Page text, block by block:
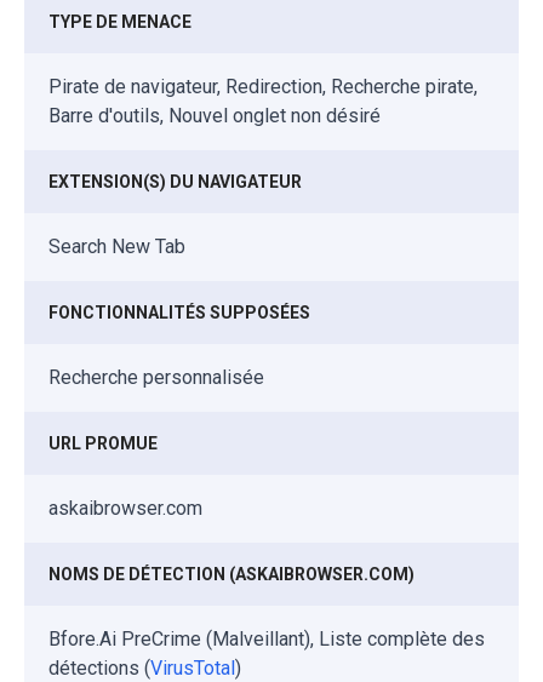
TYPE DE MENACE
Pirate de navigateur, Redirection, Recherche pirate,
Barre d'outils, Nouvel onglet non désiré
EXTENSION(S) DU NAVIGATEUR
Search New Tab
FONCTIONNALITÉS SUPPOSÉES
Recherche personnalisée
URL PROMUE
askaibrowser.com
NOMS DE DÉTECTION (ASKAIBROWSER.COM)
Bfore.Ai PreCrime (Malveillant), Liste complète des
détections (VirusTotal )